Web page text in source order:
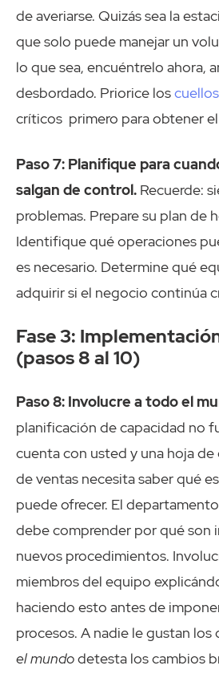
de averiarse. Quizás sea la
que solo puede manejar un
lo que sea, encuéntrelo ahora,
desbordado. Priorice los
críticos primero para obtener
Paso 7: Planifique para
salgan de control. Recuerde:
problemas. Prepare su plan de
Identifique qué operaciones
es necesario. Determine qué
adquirir si el negocio continúa
Fase 3:
(pasos 8 al 10)
Paso 8: Involucre a todo el
planificación de capacidad no
cuenta con usted y una hoja de
de ventas necesita saber qué
puede ofrecer. El
debe comprender por qué son
nuevos procedimientos.
miembros del equipo
haciendo esto antes de
procesos. A nadie le gustan los
el mundodetesta los cambios